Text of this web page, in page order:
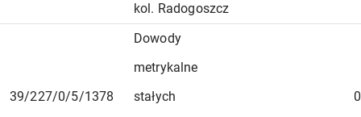
kol. Radogoszcz
39/227/0/5/1378
Dowody
metrykalne
stałych
0